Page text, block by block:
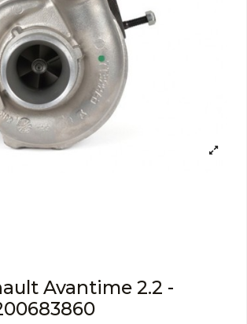
Avantime 2.2 -